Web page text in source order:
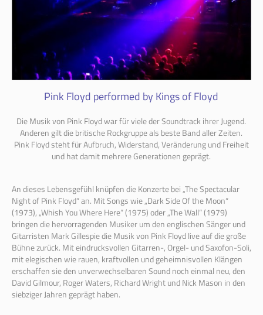
Pink Floyd performed by Kings of Floyd
Die Musik von Pink Floydwar für viele der Soundtrack ihrer Jugend.
Anderen gilt die britische Rockgruppe als beste Band aller Zeiten.
Pink Floydsteht für Aufbruch, Widerstand, Veränderung und Freiheit
und hat damit mehrere Generationen geprägt.
An dieses Lebensgefühl knüpfen die Konzerte bei „The Spectacular
Night of Pink Floyd“ an. Mit Songs wie „Dark Side Of the Moon“
(1973), „Whish You Where Here“ (1975) oder „The Wall“ (1979)
bringen die hervorragenden Musiker um den englischen Sänger und
Gitarristen Mark Gillespie die Musik von Pink Floydlive auf die große
Bühne zurück. Mit eindrucksvollen Gitarren-, Orgel- und Saxofon-Soli,
mit elegischen wie rauen, kraftvollen und geheimnisvollen Klängen
erschaffen sie den unverwechselbaren Sound noch einmal neu, den
David Gilmour, Roger Waters, Richard Wright und Nick Mason in den
siebziger Jahren geprägt haben.